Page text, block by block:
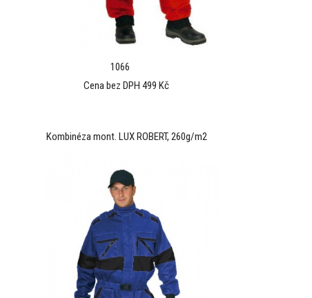
1066
Cena bez DPH 499 Kč
Kombinéza mont. LUX ROBERT, 260g/m2